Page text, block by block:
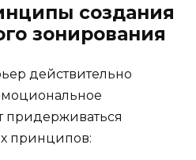
создания
зонирования
действительно
придерживаться
принципов: